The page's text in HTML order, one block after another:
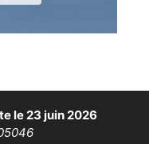
le 23 juin 2026